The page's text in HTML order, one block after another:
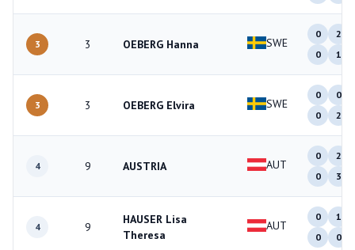
3 3 OEBERG Hanna SWE
0
2
0
1
3 3 OEBERG Elvira SWE
0
0
0
2
4 9 AUSTRIA AUT
0
2
0
3
4 9
HAUSER Lisa
Theresa
AUT
0
1
0
0